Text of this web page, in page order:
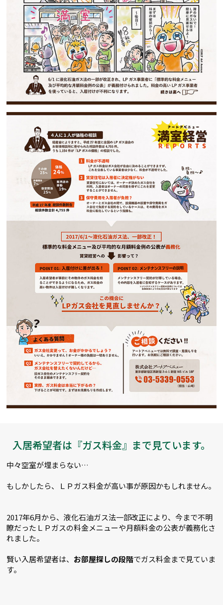
入居希望者は『ガス料金』まで見ています。
中々空室が埋まらない…
もしかしたら、ＬＰガス料金が高い事が原因かもしれません。
2017年6月から、液化石油ガス法一部改正により、今まで不明
瞭だったＬＰガスの料金メニューや月額料金の公表が義務化さ
れました。
賢い入居希望者は、 お部屋探しの段階でガス料金まで見ていま
す。